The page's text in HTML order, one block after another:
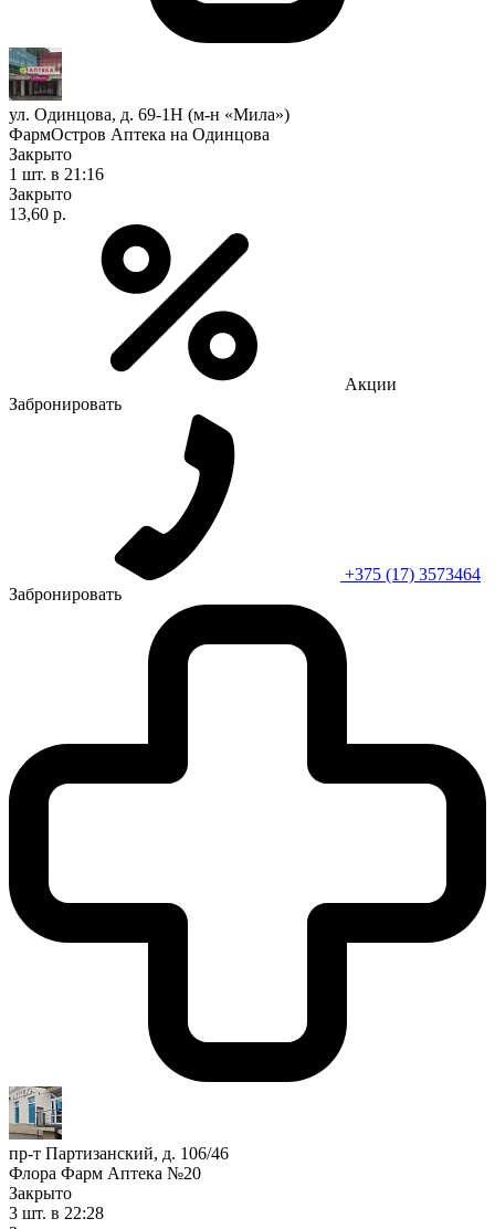
ул. Одинцова, д. 69-1Н (м-н «Мила»)
ФармОстров Аптека на Одинцова
Закрыто
1 шт. в 21:16
Закрыто
13,60 р.
Акции
Забронировать
+375 (17) 3573464
Забронировать
пр-т Партизанский, д. 106/46
Флора Фарм Аптека №20
Закрыто
3 шт. в 22:28